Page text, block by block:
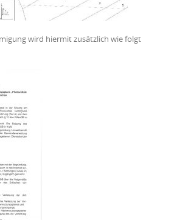
wird hiermit zusätzlich wie folgt